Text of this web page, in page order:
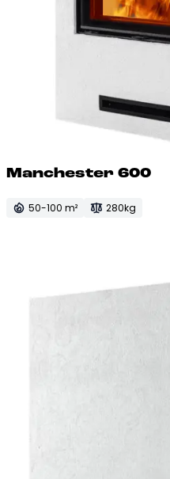
Manc­hes­ter 600
50-100 m² 280kg